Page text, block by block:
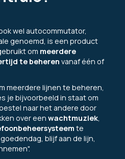
ook wel autocommutator,
genoemd, is een product
om meerdere
te beheren vanaf één of
meerdere lijnen te beheren,
je bijvoorbeeld in staat om
naar het andere door
over een wachtmuziek,
te
blijf aan de lijn,